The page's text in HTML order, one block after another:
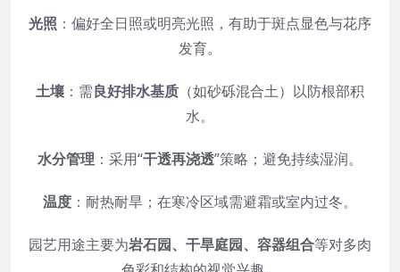
光照 ：偏好全日照或明亮光照，有助于斑点显色与花序
发育。
土壤 ：需良好排水基质 （如砂砾混合土）以防根部积
水。
水分管理 ：采用“干透再浇透”策略；避免持续湿润。
温度 ：耐热耐旱；在寒冷区域需避霜或室内过冬。
园艺用途主要为岩石园、干旱庭园、容器组合等对多肉